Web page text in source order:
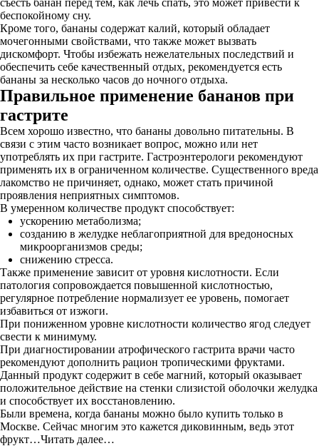
съесть банан перед тем, как лечь спать, это может привести к
беспокойному сну.
Кроме того, бананы содержат калий, который обладает
мочегонными свойствами, что также может вызвать
дискомфорт. Чтобы избежать нежелательных последствий и
обеспечить себе качественный отдых, рекомендуется есть
бананы за несколько часов до ночного отдыха.
Правильное применение бананов при
гастрите
Всем хорошо известно, что бананы довольно питательны. В
связи с этим часто возникает вопрос, можно или нет
употреблять их при гастрите. Гастроэнтерологи рекомендуют
применять их в ограниченном количестве. Существенного вреда
лакомство не причиняет, однако, может стать причиной
проявления неприятных симптомов.
В умеренном количестве продукт способствует:
ускорению метаболизма;
созданию в желудке неблагоприятной для вредоносных
микроорганизмов среды;
снижению стресса.
Также применение зависит от уровня кислотности. Если
патология сопровождается повышенной кислотностью,
регулярное потребление нормализует ее уровень, помогает
избавиться от изжоги.
При пониженном уровне кислотности количество ягод следует
свести к минимуму.
При диагностировании атрофического гастрита врачи часто
рекомендуют дополнить рацион тропическими фруктами.
Данный продукт содержит в себе магний, который оказывает
положительное действие на стенки слизистой оболочки желудка
и способствует их восстановлению.
Были времена, когда бананы можно было купить только в
Москве. Сейчас многим это кажется диковинным, ведь этот
фрукт…Читать далее…